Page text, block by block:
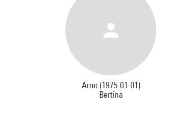
Arno (1975-01-01)
Bertina